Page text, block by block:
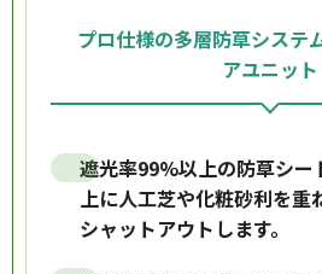
プロ仕様の多層防草システ
アユニット
遮光率99%以上の防草シー
上に人工芝や化粧砂利を重
シャットアウトします。